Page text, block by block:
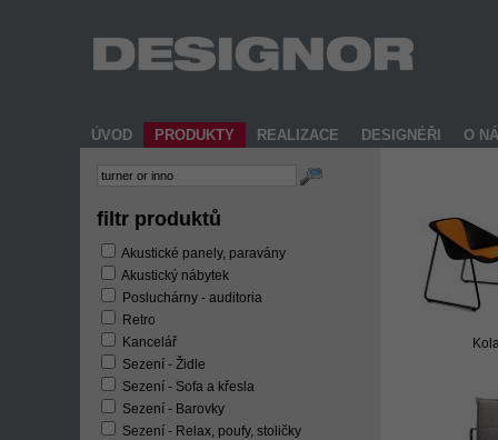
ÚVOD PRODUKTY REALIZACE DESIGNÉŘI O
filtr produktů
Akustické panely, paravány
Akustický nábytek
Posluchárny - auditoria
Retro
Kancelář
Sezení - Židle
Sezení - Sofa a křesla
Sezení - Barovky
Sezení - Relax, poufy, stoličky